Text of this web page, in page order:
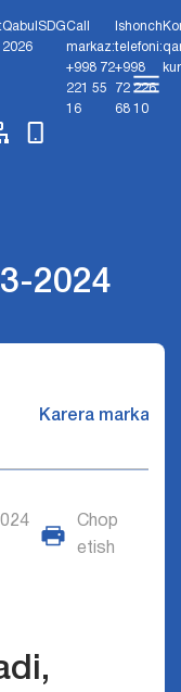
Qabul
2026
SDGCall
markaz:
+998 72
221 55
16
Ishonch
telefoni:
+998
72 226
68 10
2024
Karera markazi
Chop
etish